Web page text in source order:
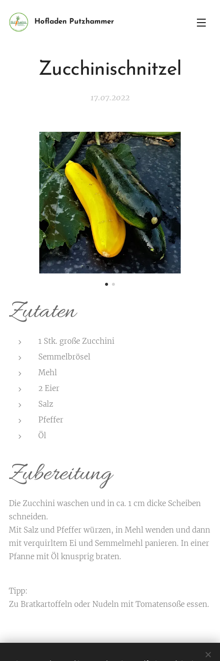
Hofladen Putzhammer
Zucchinischnitzel
17.07.2022
Zutaten
1 Stk. große Zucchini
Semmelbrösel
Mehl
2 Eier
Salz
Pfeffer
Öl
Zubereitung
Die Zucchini waschen und in ca. 1 cm dicke Scheiben
schneiden.
Mit Salz und Pfeffer würzen, in Mehl wenden und dann
mit verquirltem Ei und Semmelmehl panieren. In einer
Pfanne mit Öl knusprig braten.
Tipp:
Zu Bratkartoffeln oder Nudeln mit Tomatensoße essen.